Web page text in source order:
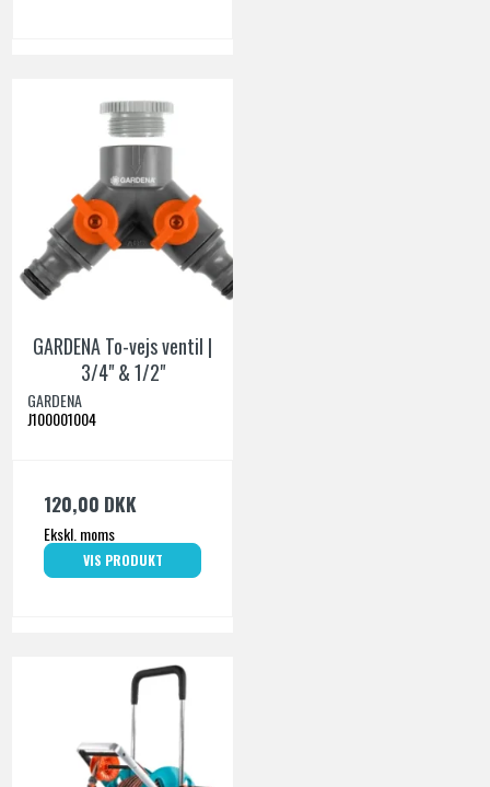
GARDENA To-vejs ventil |
3/4" & 1/2"
GARDENA
J100001004
120,00 DKK
Ekskl. moms
VIS PRODUKT